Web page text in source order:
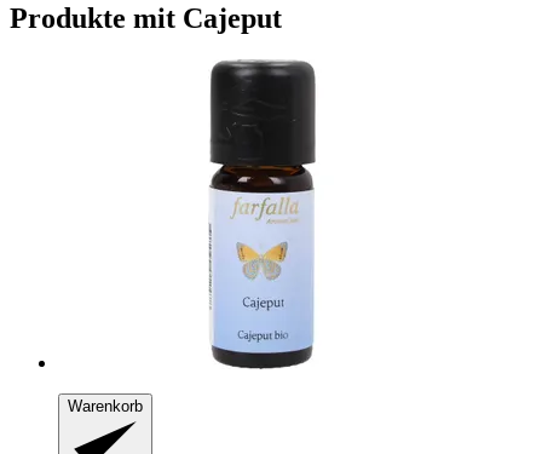
Produkte mit Cajeput
Warenkorb